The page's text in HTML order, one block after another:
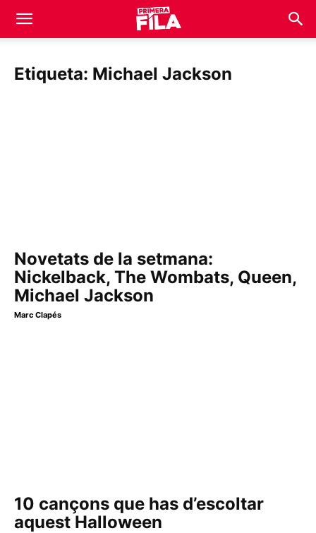
Etiqueta: Michael Jackson
Novetats de la setmana:
Nickelback, The Wombats, Queen,
Michael Jackson
Marc Clapés
10 cançons que has d’escoltar
aquest Halloween